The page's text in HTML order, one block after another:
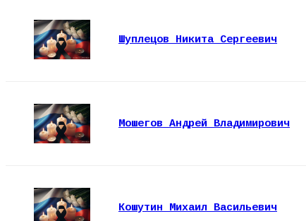
Шуплецов Никита Сергеевич
Мошегов Андрей Владимирович
Кошутин Михаил Васильевич